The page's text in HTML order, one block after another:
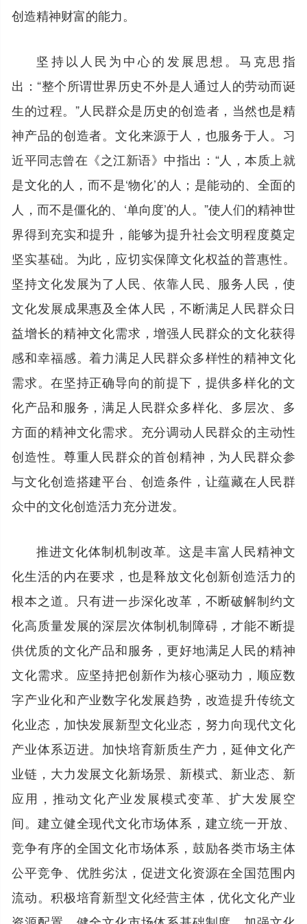
创造精神财富的能力。
坚持以人民为中心的发展思想。马克思指
出：“整个所谓世界历史不外是人通过人的劳动而诞
生的过程。”人民群众是历史的创造者，当然也是精
神产品的创造者。文化来源于人，也服务于人。习
近平同志曾在《之江新语》中指出：“人，本质上就
是文化的人，而不是‘物化’的人；是能动的、全面的
人，而不是僵化的、‘单向度’的人。”使人们的精神世
界得到充实和提升，能够为提升社会文明程度奠定
坚实基础。为此，应切实保障文化权益的普惠性。
坚持文化发展为了人民、依靠人民、服务人民，使
文化发展成果惠及全体人民，不断满足人民群众日
益增长的精神文化需求，增强人民群众的文化获得
感和幸福感。着力满足人民群众多样性的精神文化
需求。在坚持正确导向的前提下，提供多样化的文
化产品和服务，满足人民群众多样化、多层次、多
方面的精神文化需求。充分调动人民群众的主动性
创造性。尊重人民群众的首创精神，为人民群众参
与文化创造搭建平台、创造条件，让蕴藏在人民群
众中的文化创造活力充分迸发。
推进文化体制机制改革。这是丰富人民精神文
化生活的内在要求，也是释放文化创新创造活力的
根本之道。只有进一步深化改革，不断破解制约文
化高质量发展的深层次体制机制障碍，才能不断提
供优质的文化产品和服务，更好地满足人民的精神
文化需求。应坚持把创新作为核心驱动力，顺应数
字产业化和产业数字化发展趋势，改造提升传统文
化业态，加快发展新型文化业态，努力向现代文化
产业体系迈进。加快培育新质生产力，延伸文化产
业链，大力发展文化新场景、新模式、新业态、新
应用，推动文化产业发展模式变革、扩大发展空
间。建立健全现代文化市场体系，建立统一开放、
竞争有序的全国文化市场体系，鼓励各类市场主体
公平竞争、优胜劣汰，促进文化资源在全国范围内
流动。积极培育新型文化经营主体，优化文化产业